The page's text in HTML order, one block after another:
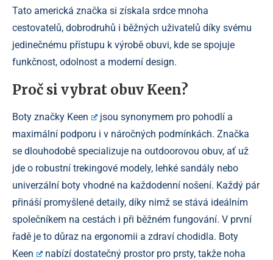
Tato americká značka si získala srdce mnoha
cestovatelů, dobrodruhů i běžných uživatelů díky svému
jedinečnému přístupu k výrobě obuvi, kde se spojuje
funkčnost, odolnost a moderní design.
Proč si vybrat obuv Keen?
Boty značky Keen
jsou synonymem pro pohodlí a
maximální podporu i v náročných podmínkách. Značka
se dlouhodobě specializuje na outdoorovou obuv, ať už
jde o robustní trekingové modely, lehké sandály nebo
univerzální boty vhodné na každodenní nošení. Každý pár
přináší promyšlené detaily, díky nimž se stává ideálním
společníkem na cestách i při běžném fungování. V první
řadě je to důraz na ergonomii a zdraví chodidla. Boty
Keen
nabízí dostatečný prostor pro prsty, takže noha